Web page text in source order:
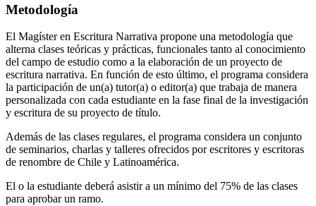
Metodología
El Magíster en Escritura Narrativa propone una metodología que
alterna clases teóricas y prácticas, funcionales tanto al conocimiento
del campo de estudio como a la elaboración de un proyecto de
escritura narrativa. En función de esto último, el programa considera
la participación de un(a) tutor(a) o editor(a) que trabaja de manera
personalizada con cada estudiante en la fase final de la investigación
y escritura de su proyecto de título.
Además de las clases regulares, el programa considera un conjunto
de seminarios, charlas y talleres ofrecidos por escritores y escritoras
de renombre de Chile y Latinoamérica.
El o la estudiante deberá asistir a un mínimo del 75% de las clases
para aprobar un ramo.